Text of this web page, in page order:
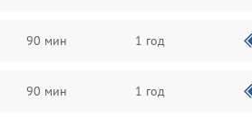
90 мин 1 год
90 мин 1 год